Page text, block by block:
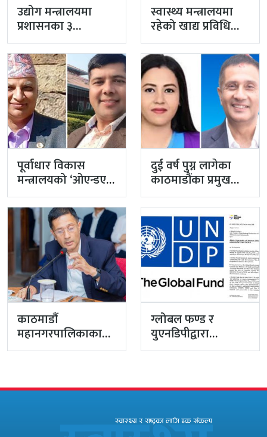
उद्योग मन्त्रालयमा
प्रशासनका ३
सहसचिव फाजिलमा
स्वास्थ्य मन्त्रालयमा
रहेको खाद्य प्रविधि
तथा गुण नियन्त्रण
विभाग विज्ञान…
पूर्वाधार विकास
मन्त्रालयको ‘ओएन्डएम’
नटुंगिदा प्रशासनका
सहसचिवको भएन
व्यवस्थापन
दुई वर्ष पुग्न लागेका
काठमाडौंका प्रमुख
प्रशासकीय अधिकृत
गुरागाईं अवकाशमा,…
काठमाडौं
महानगरपालिकाका
प्रमुख प्रशासकीय
ग्लोबल फण्ड र
युएनडिपीद्वारा
सरकारको
विवादास्पद…